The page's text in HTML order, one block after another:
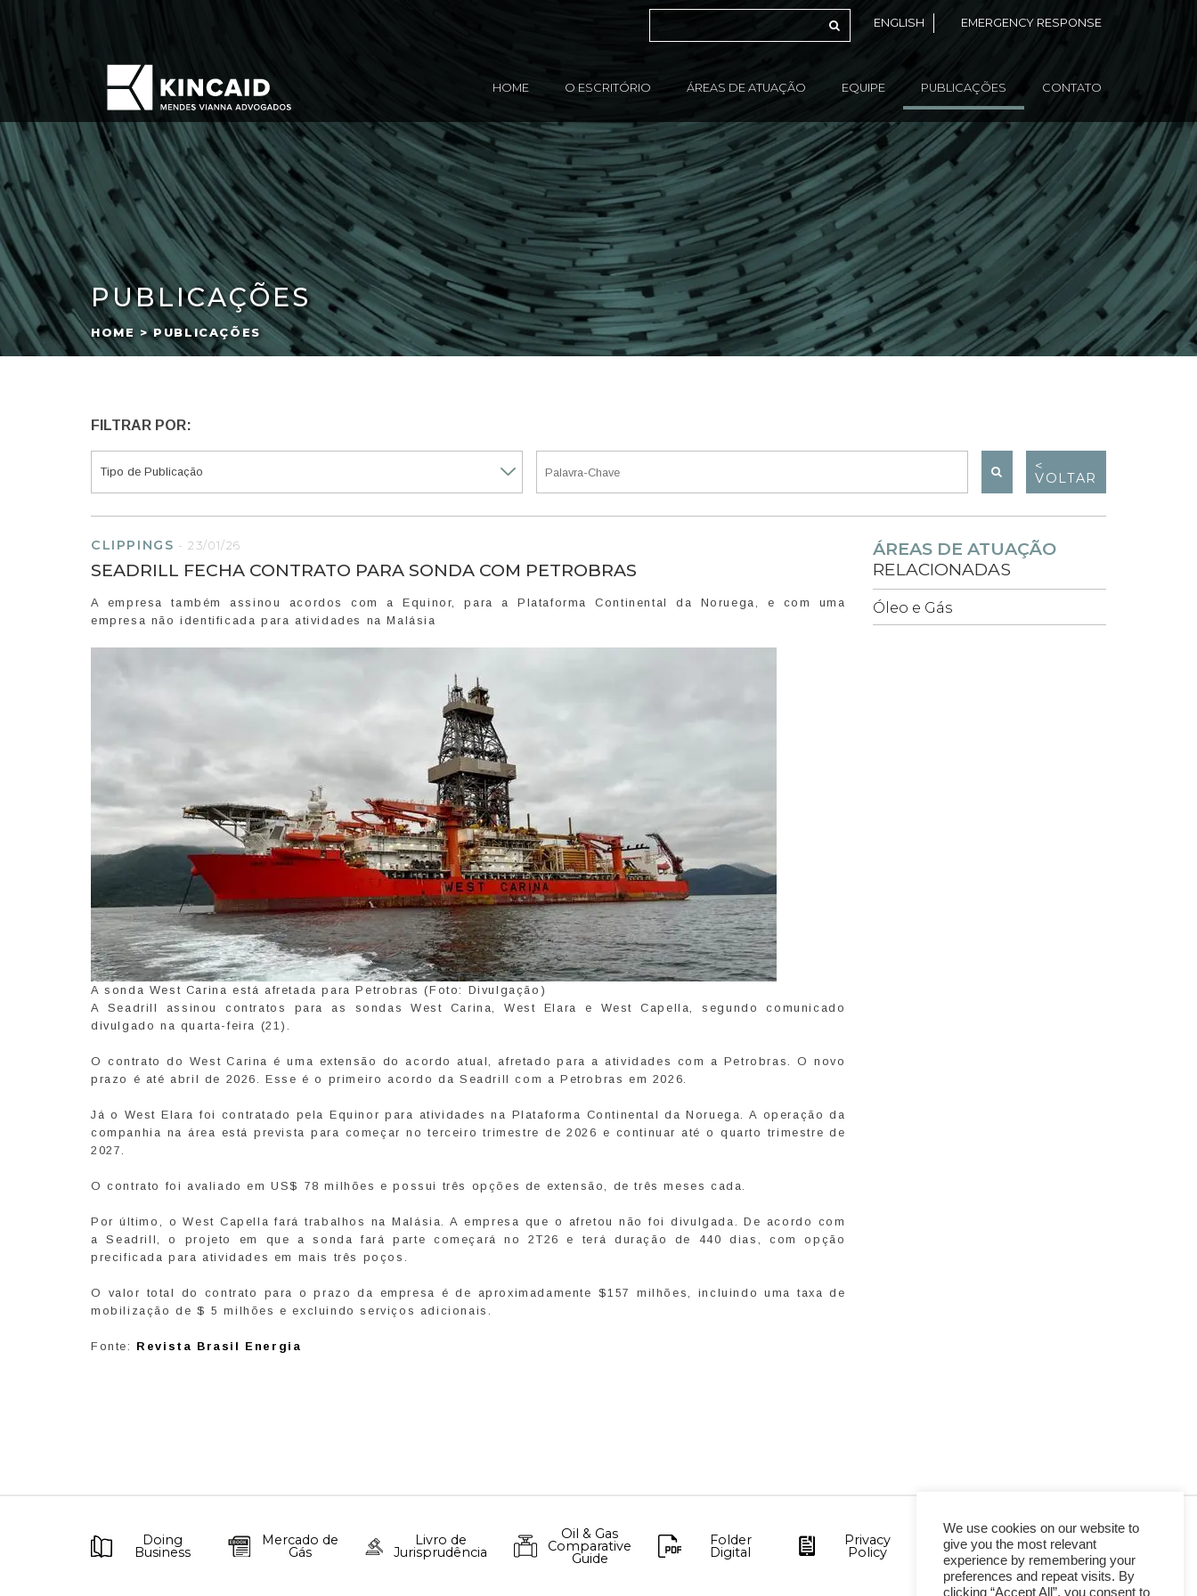
ENGLISH EMERGENCY RESPONSE
HOME O ESCRITÓRIO ÁREAS DE ATUAÇÃO EQUIPE PUBLICAÇÕES CONTATO
PUBLICAÇÕES
HOME > PUBLICAÇÕES
FILTRAR POR:
<
VOLTAR
CLIPPINGS -23/01/26
SEADRILL FECHA CONTRATO PARA SONDA COM PETROBRAS
A empresa também assinou acordos com a Equinor, para a Plataforma Continental da Noruega, e com uma
empresa não identificada para atividades na Malásia
A sonda West Carina está afretada para Petrobras (Foto: Divulgação)
A Seadrill assinou contratos para as sondas West Carina, West Elara e West Capella, segundo comunicado
divulgado na quarta-feira (21).
O contrato do West Carina é uma extensão do acordo atual, afretado para a atividades com a Petrobras. O novo
prazo é até abril de 2026. Esse é o primeiro acordo da Seadrill com a Petrobras em 2026.
Já o West Elara foi contratado pela Equinor para atividades na Plataforma Continental da Noruega. A operação da
companhia na área está prevista para começar no terceiro trimestre de 2026 e continuar até o quarto trimestre de
2027.
O contrato foi avaliado em US$ 78 milhões e possui três opções de extensão, de três meses cada.
Por último, o West Capella fará trabalhos na Malásia. A empresa que o afretou não foi divulgada. De acordo com
a Seadrill, o projeto em que a sonda fará parte começará no 2T26 e terá duração de 440 dias, com opção
precificada para atividades em mais três poços.
O valor total do contrato para o prazo da empresa é de aproximadamente $157 milhões, incluindo uma taxa de
mobilização de $ 5 milhões e excluindo serviços adicionais.
Fonte: Revista Brasil Energia
ÁREAS DE ATUAÇÃO
RELACIONADAS
Óleo e Gás
Doing
Business
Mercado de
Gás
Livro de
Jurisprudência
Oil & Gas
Comparative
Guide
Folder
Digital
Privacy
Policy
We use cookies on our website to
give you the most relevant
experience by remembering your
preferences and repeat visits. By
clicking “Accept All”, you consent to